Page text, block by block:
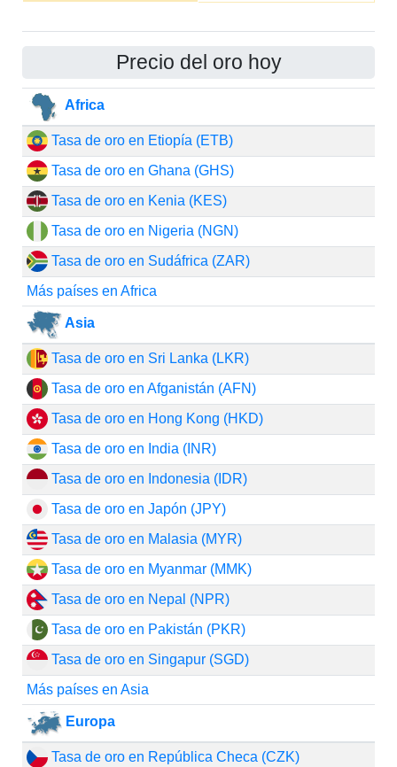
Precio del oro hoy
Africa
Tasa de oro en Etiopía (ETB)
Tasa de oro en Ghana (GHS)
Tasa de oro en Kenia (KES)
Tasa de oro en Nigeria (NGN)
Tasa de oro en Sudáfrica (ZAR)
Más países en Africa
Asia
Tasa de oro en Sri Lanka (LKR)
Tasa de oro en Afganistán (AFN)
Tasa de oro en Hong Kong (HKD)
Tasa de oro en India (INR)
Tasa de oro en Indonesia (IDR)
Tasa de oro en Japón (JPY)
Tasa de oro en Malasia (MYR)
Tasa de oro en Myanmar (MMK)
Tasa de oro en Nepal (NPR)
Tasa de oro en Pakistán (PKR)
Tasa de oro en Singapur (SGD)
Más países en Asia
Europa
Tasa de oro en República Checa (CZK)